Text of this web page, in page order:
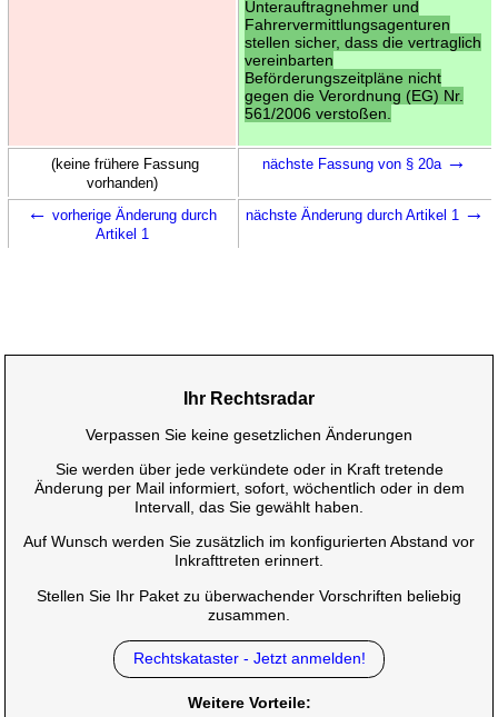
Unterauftragnehmer und
Fahrervermittlungsagenturen
stellen sicher, dass die vertraglich
vereinbarten
Beförderungszeitpläne nicht
gegen die Verordnung (EG) Nr.
561/2006 verstoßen.
(keine frühere Fassung
vorhanden)
nächste Fassung von § 20a →
← vorherige Änderung durch
Artikel 1
nächste Änderung durch Artikel 1 →
Ihr Rechtsradar
Verpassen Sie keine gesetzlichen Änderungen
Sie werden über jede verkündete oder in Kraft tretende
Änderung per Mail informiert, sofort, wöchentlich oder in dem
Intervall, das Sie gewählt haben.
Auf Wunsch werden Sie zusätzlich im konfigurierten Abstand vor
Inkrafttreten erinnert.
Stellen Sie Ihr Paket zu überwachender Vorschriften beliebig
zusammen.
Rechtskataster - Jetzt anmelden!
Weitere Vorteile: